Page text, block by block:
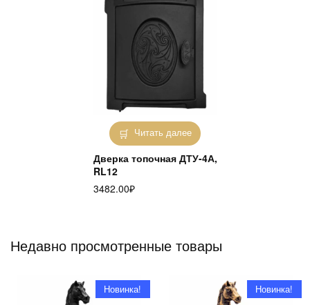
Читать далее
Дверка топочная ДТУ-4А,
RL12
3482.00₽
Недавно просмотренные товары
Новинка! Новинка!